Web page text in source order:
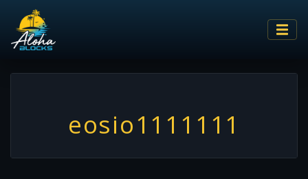
eosio1111111